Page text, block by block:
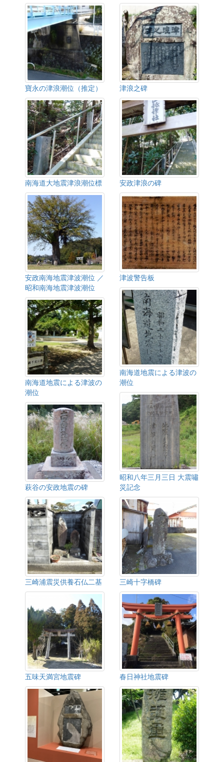
寶永の津浪潮位（推定） 津浪之碑
南海道大地震津浪潮位標 安政津浪の碑
安政南海地震津波潮位 ／
昭和南海地震津波潮位
津波警告板
南海道地震による津波の
潮位
南海道地震による津波の
潮位
昭和八年三月三日 大震嘯
災記念
萩谷の安政地震の碑
三崎浦震災供養石仏二基 三崎十字橋碑
五味天満宮地震碑 春日神社地震碑